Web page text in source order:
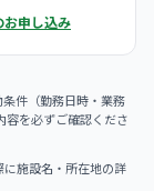
お申し込み
件（勤務日時・業務
容を必ずご確認くださ
施設名・所在地の詳